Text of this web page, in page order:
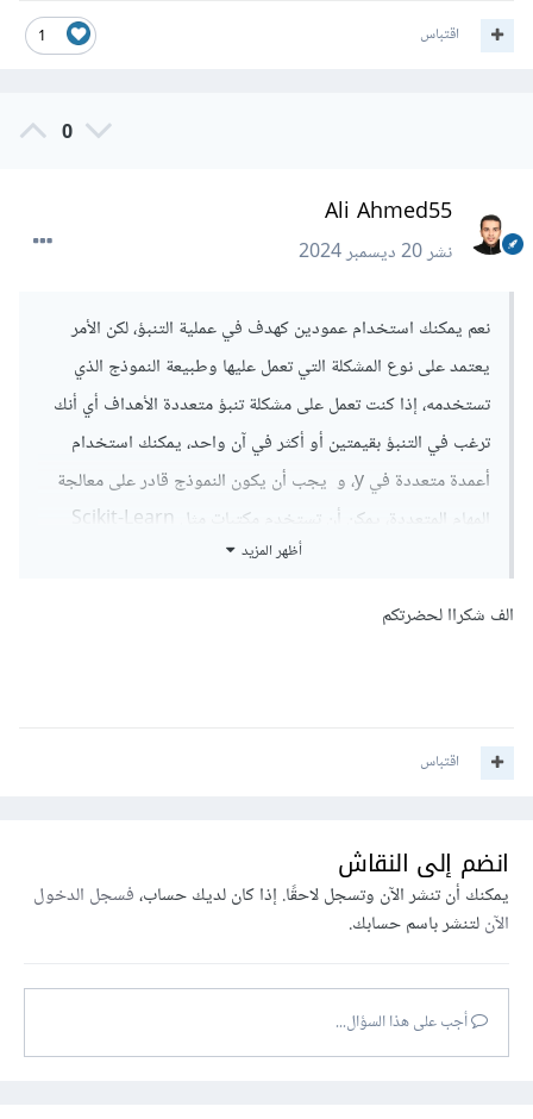
1 اقتباس
0
Ali Ahmed55
نشر20 ديسمبر 2024
نعم يمكنك استخدام عمودين كهدف في عملية التنبؤ، لكن الأمر
يعتمد على نوع المشكلة التي تعمل عليها وطبيعة النموذج الذي
تستخدمه، إذا كنت تعمل على مشكلة تنبؤ متعددة الأهداف أي أنك
ترغب في التنبؤ بقيمتين أو أكثر في آن واحد، يمكنك استخدام
أعمدة متعددة في y، و يجب أن يكون النموذج قادر على معالجة
المهام المتعددة، يمكن أن تستخدم مكتبات مثل Scikit-Learn
مجرد دعم أو مدخل إضافي بدلا من أن يكون هدفا مستقلا، في هذه
أظهر المزيد
الف شكراا لحضرتكم
اقتباس
انضم إلى النقاش
يمكنك أن تنشر الآن وتسجل لاحقًا. إذا كان لديك حساب،فسجل الدخول
الآنلتنشر باسم حسابك.
أجب على هذا السؤال...